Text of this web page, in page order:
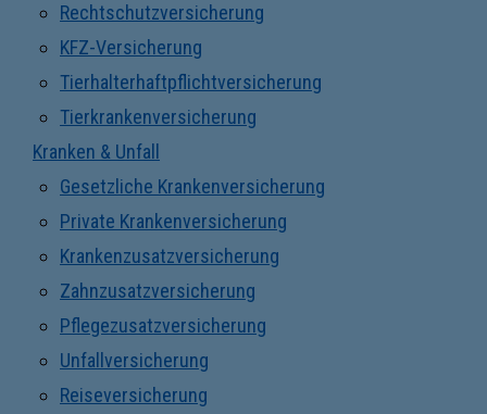
Rechtschutzversicherung
KFZ-Versicherung
Tierhalterhaftpflichtversicherung
Tierkrankenversicherung
Kranken & Unfall
Gesetzliche Krankenversicherung
Private Krankenversicherung
Krankenzusatzversicherung
Zahnzusatzversicherung
Pflegezusatzversicherung
Unfallversicherung
Reiseversicherung